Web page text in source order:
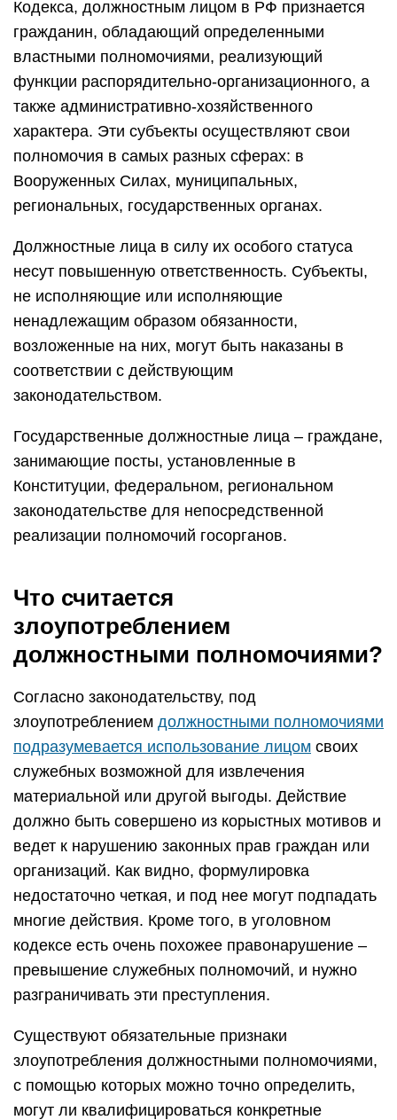
Кодекса, должностным лицом в РФ признается
гражданин, обладающий определенными
властными полномочиями, реализующий
функции распорядительно-организационного, а
также административно-хозяйственного
характера. Эти субъекты осуществляют свои
полномочия в самых разных сферах: в
Вооруженных Силах, муниципальных,
региональных, государственных органах.
Должностные лица в силу их особого статуса
несут повышенную ответственность. Субъекты,
не исполняющие или исполняющие
ненадлежащим образом обязанности,
возложенные на них, могут быть наказаны в
соответствии с действующим
законодательством.
Государственные должностные лица – граждане,
занимающие посты, установленные в
Конституции, федеральном, региональном
законодательстве для непосредственной
реализации полномочий госорганов.
Что считается
злоупотреблением
должностными полномочиями?
Согласно законодательству, под
злоупотреблением должностными полномочиями
подразумевается использование лицом своих
служебных возможной для извлечения
материальной или другой выгоды. Действие
должно быть совершено из корыстных мотивов и
ведет к нарушению законных прав граждан или
организаций. Как видно, формулировка
недостаточно четкая, и под нее могут подпадать
многие действия. Кроме того, в уголовном
кодексе есть очень похожее правонарушение –
превышение служебных полномочий, и нужно
разграничивать эти преступления.
Существуют обязательные признаки
злоупотребления должностными полномочиями,
с помощью которых можно точно определить,
могут ли квалифицироваться конкретные